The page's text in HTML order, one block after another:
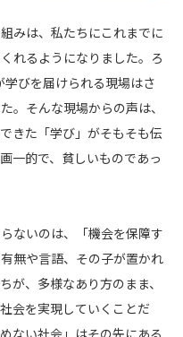
みは、私たちにこれまでに
れるようになりました。ろ
びを届けられる現場はさ
。そんな現場からの声は、
きた「学び」がそもそも伝
一的で、貧しいものであっ
ないのは、「機会を保障す
無や言語、その子が置かれ
が、多様なあり方のまま、
会を実現していくことだ
ない社会」はその先にある